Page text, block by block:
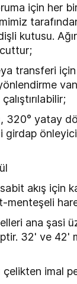
için her
kutusu.
transferi
320° yatay
önleyici
akış için
menteşeli
ana şasi
32' ve 42'
çelikten imal